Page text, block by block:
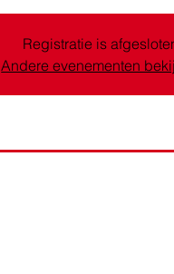
Registratie is
Andere evenementen